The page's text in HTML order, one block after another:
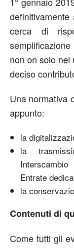
cerca di
non on solo nel
deciso
Una normativa
appunto:
la
la
Entrate
la
Contenuti di
Come tutti gli